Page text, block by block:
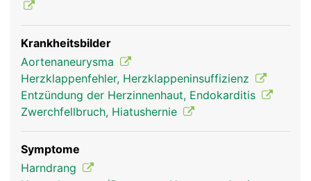
Versorgung des Gehirns und die beiden
Schlüsselbeinarterien, die die Arme versorgen. Im
Bauch entspringen aus der Aorta die grossen Äste
zur Versorgung der Bauchorgane und der Nieren.
In Höhe des Bauchnabels teilt sich die Aorta in die
beiden Beckenarterien auf zur Versorgung der
Beckenorgane und der Beine.
Krankheitsbilder
Aortenaneurysma
Herzklappenfehler, Herzklappeninsuffizienz
Entzündung der Herzinnenhaut, Endokarditis
Zwerchfellbruch, Hiatushernie
Symptome
Harndrang